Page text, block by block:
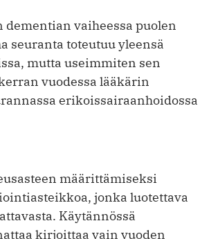
vaiheessa puolen
seuranta toteutuu yleensä
mutta useimmiten sen
vuodessa lääkärin
erikoissairaanhoidossa
määrittämiseksi
jonka luotettava
Käytännössä
kirjoittaa vain vuoden